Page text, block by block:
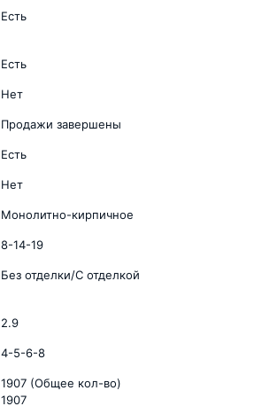
Есть
Есть
Нет
Продажи завершены
Есть
Нет
Монолитно-кирпичное
8-14-19
Без отделки/С отделкой
2.9
4-5-6-8
1907 (Общее кол-во)
1907